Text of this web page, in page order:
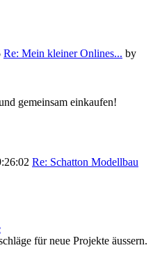
Re: Mein kleiner Onlines... by
gemeinsam einkaufen!
Re: Schatton Modellbau
für neue Projekte äussern.